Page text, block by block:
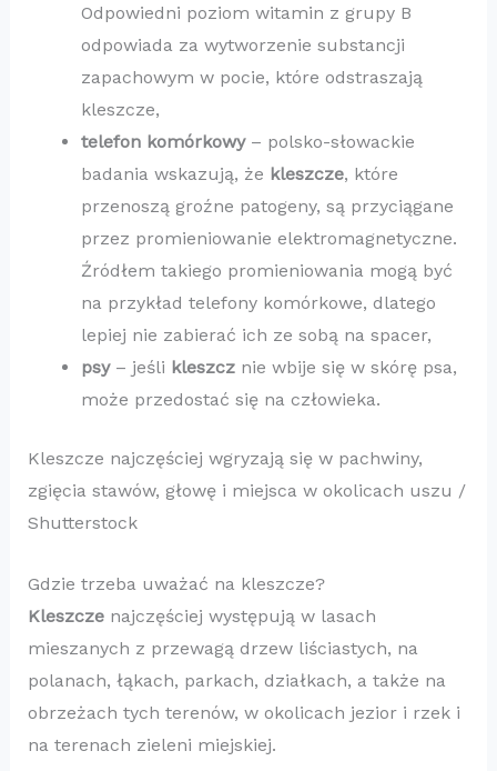
Odpowiedni poziom witamin z grupy B
odpowiada za wytworzenie substancji
zapachowym w pocie, które odstraszają
kleszcze,
telefon komórkowy– polsko-słowackie
badania wskazują, że kleszcze, które
przenoszą groźne patogeny, są przyciągane
przez promieniowanie elektromagnetyczne.
Źródłem takiego promieniowania mogą być
na przykład telefony komórkowe, dlatego
lepiej nie zabierać ich ze sobą na spacer,
psy– jeśli kleszcznie wbije się w skórę psa,
może przedostać się na człowieka.
Kleszcze najczęściej wgryzają się w pachwiny,
zgięcia stawów, głowę i miejsca w okolicach uszu /
Shutterstock
Gdzie trzeba uważać na kleszcze?
Kleszcze najczęściej występują w lasach
mieszanych z przewagą drzew liściastych, na
polanach, łąkach, parkach, działkach, a także na
obrzeżach tych terenów, w okolicach jezior i rzek i
na terenach zieleni miejskiej.